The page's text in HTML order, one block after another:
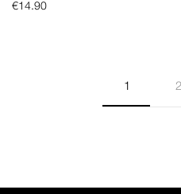
€14.90
1 2